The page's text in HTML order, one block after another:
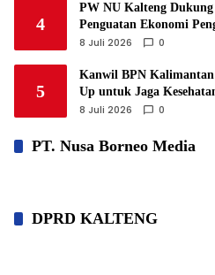
4
PW NU Kalteng
Penguatan Ekonomi
8 Juli 2026 0
5
Kanwil BPN Kalimantan
Up untuk Jaga
8 Juli 2026 0
PT. Nusa Borneo Media
DPRD KALTENG